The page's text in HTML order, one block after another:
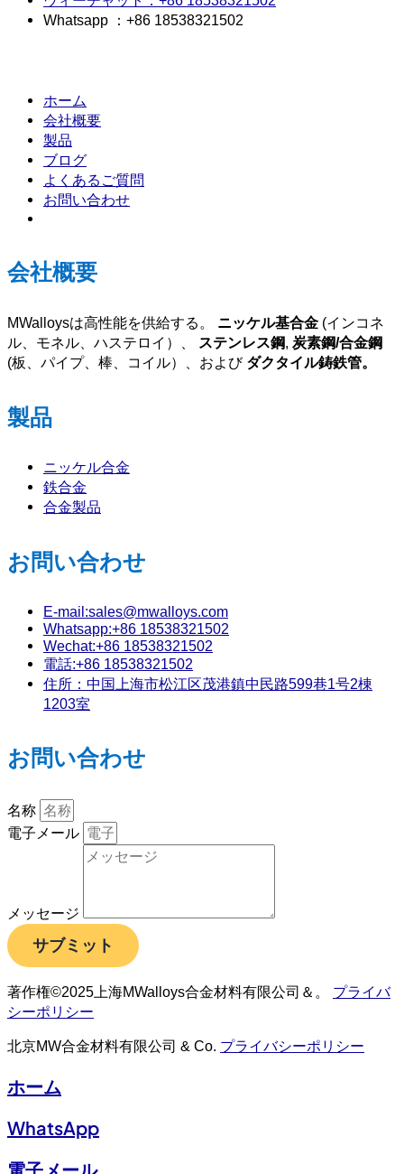
Whatsapp ：+86 18538321502
ホーム
会社概要
製品
ブログ
よくあるご質問
お問い合わせ
会社概要
MWalloysは高性能を供給する。 ニッケル基合金 (インコネ
ル、モネル、ハステロイ）、
ステンレス鋼, 炭素鋼/合金鋼
(板、パイプ、棒、コイル）、および ダクタイル鋳鉄管。
製品
ニッケル合金
鉄合金
合金製品
お問い合わせ
E-mail:sales@mwalloys.com
Whatsapp:+86 18538321502
Wechat:+86 18538321502
電話:+86 18538321502
住所：中国上海市松江区茂港鎮中民路599巷1号2棟
1203室
お問い合わせ
名称
電子メール
メッセージ
サブミット
著作権©2025上海MWalloys合金材料有限公司＆。 プライバ
シーポリシー
北京MW合金材料有限公司 & Co. プライバシーポリシー
ホーム
WhatsApp
電子メール